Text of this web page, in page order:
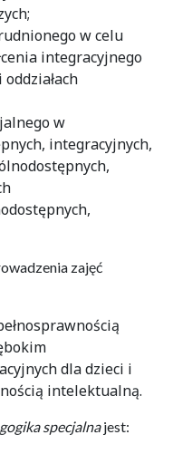
w celu
integracyjnego
w
integracyjnych,
zajęć
dla dzieci i
intelektualną.
specjalnajest: